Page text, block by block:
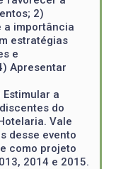
2)
a importância
estratégias
e
Apresentar
a
do
Vale
desse evento
como projeto
2014 e 2015.